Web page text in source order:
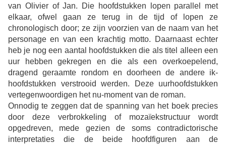
van Olivier of Jan. Die hoofdstukken lopen parallel met
elkaar, ofwel gaan ze terug in de tijd of lopen ze
chronologisch door; ze zijn voorzien van de naam van het
personage en van een krachtig motto. Daarnaast echter
heb je nog een aantal hoofdstukken die als titel alleen een
uur hebben gekregen en die als een overkoepelend,
dragend geraamte rondom en doorheen de andere ik-
hoofdstukken verstrooid werden. Deze uurhoofdstukken
vertegenwoordigen het nu-moment van de roman.
Onnodig te zeggen dat de spanning van het boek precies
door deze verbrokkeling of mozaïekstructuur wordt
opgedreven, mede gezien de soms contradictorische
interpretaties die de beide hoofdfiguren aan de